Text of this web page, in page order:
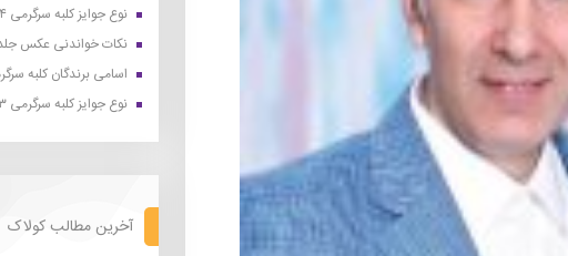
نوع جوایز کلبه سرگرمی ۵۱۴
نکات خواندنی عکس جلد
اسامی برندگان کلبه
نوع جوایز کلبه سرگرمی ۵۱۳
آخرین مطالب کولاک